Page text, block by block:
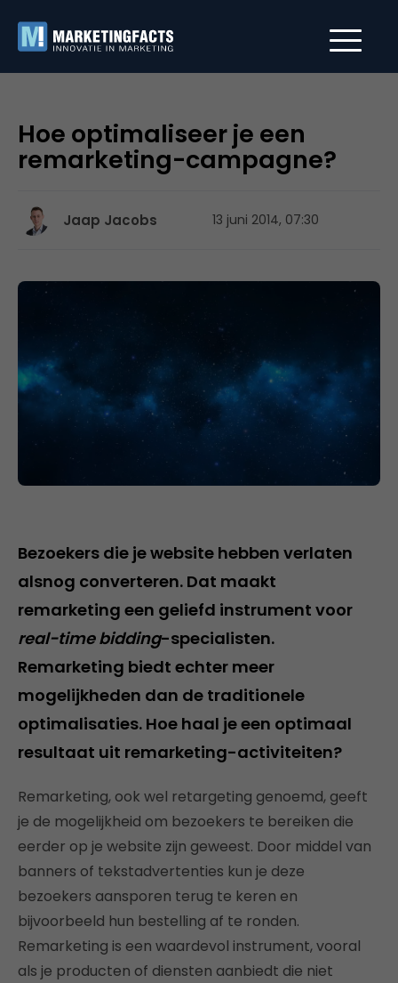
Hoe optimaliseer je een
remarketing-campagne?
Jaap Jacobs 13 juni 2014, 07:30
Bezoekers die je website hebben verlaten
alsnog converteren. Dat maakt
remarketing een geliefd instrument voor
real-time bidding-specialisten.
Remarketing biedt echter meer
mogelijkheden dan de traditionele
optimalisaties. Hoe haal je een optimaal
resultaat uit remarketing-activiteiten?
Remarketing, ook wel retargeting genoemd, geeft
je de mogelijkheid om bezoekers te bereiken die
eerder op je website zijn geweest. Door middel van
banners of tekstadvertenties kun je deze
bezoekers aansporen terug te keren en
bijvoorbeeld hun bestelling af te ronden.
Remarketing is een waardevol instrument, vooral
als je producten of diensten aanbiedt die niet